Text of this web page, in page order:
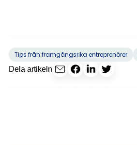
Tips från framgångsrika entreprenörer
Dela artikeln